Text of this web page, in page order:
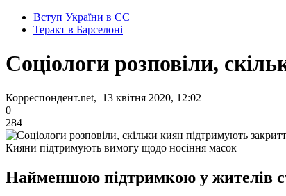
Вступ України в ЄС
Теракт в Барселоні
Соціологи розповіли,
Корреспондент.net, 13 квітня 2020, 12:02
0
284
Кияни підтримують вимогу щодо носіння масок
Найменшою підтримкою у жителів